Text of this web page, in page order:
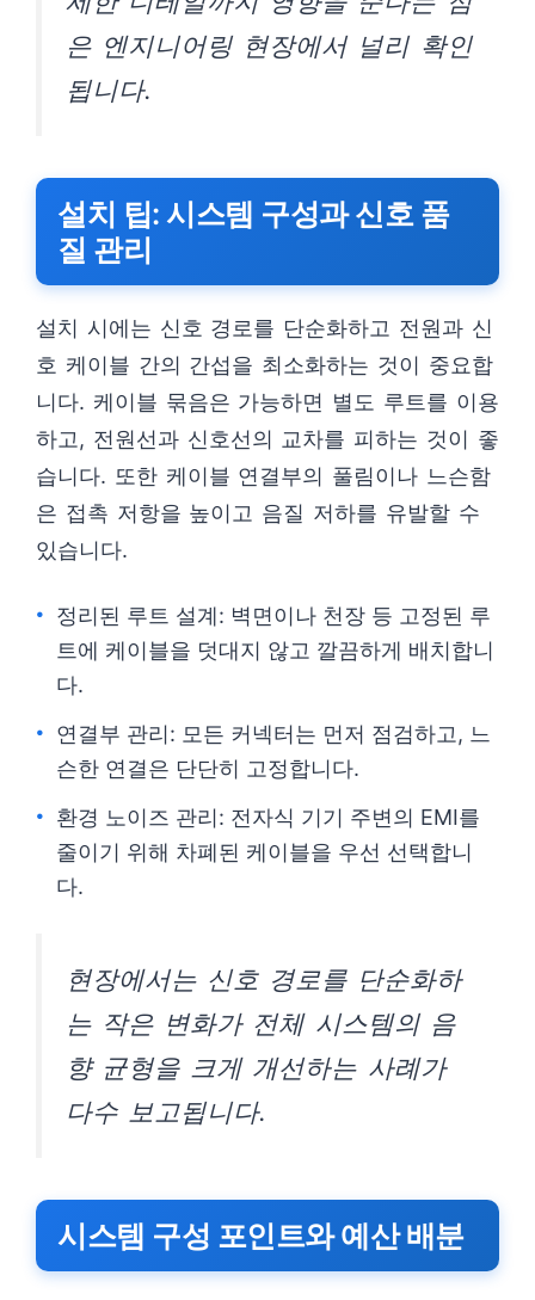
은 엔지니어링 현장에서 널리 확인
됩니다.
설치 팁: 시스템 구성과 신호 품
질 관리
설치 시에는 신호 경로를 단순화하고 전원과 신
호 케이블 간의 간섭을 최소화하는 것이 중요합
니다. 케이블 묶음은 가능하면 별도 루트를 이용
하고, 전원선과 신호선의 교차를 피하는 것이 좋
습니다. 또한 케이블 연결부의 풀림이나 느슨함
은 접촉 저항을 높이고 음질 저하를 유발할 수
있습니다.
정리된 루트 설계: 벽면이나 천장 등 고정된 루
트에 케이블을 덧대지 않고 깔끔하게 배치합니
다.
연결부 관리: 모든 커넥터는 먼저 점검하고, 느
슨한 연결은 단단히 고정합니다.
환경 노이즈 관리: 전자식 기기 주변의 EMI를
줄이기 위해 차폐된 케이블을 우선 선택합니
다.
현장에서는 신호 경로를 단순화하
는 작은 변화가 전체 시스템의 음
향 균형을 크게 개선하는 사례가
다수 보고됩니다.
시스템 구성 포인트와 예산 배분